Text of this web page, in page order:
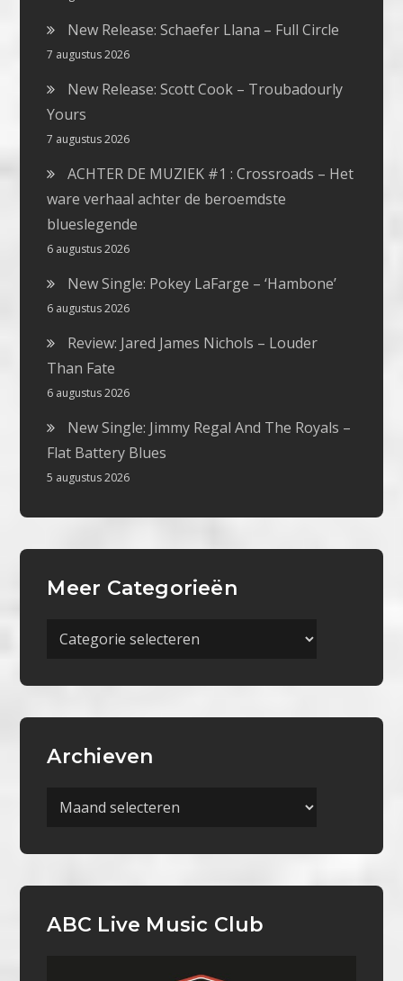
New Release: Schaefer Llana – Full Circle
7 augustus 2026
New Release: Scott Cook – Troubadourly
Yours
7 augustus 2026
ACHTER DE MUZIEK #1 : Crossroads – Het
ware verhaal achter de beroemdste
blueslegende
6 augustus 2026
New Single: Pokey LaFarge – ‘Hambone’
6 augustus 2026
Review: Jared James Nichols – Louder
Than Fate
6 augustus 2026
New Single: Jimmy Regal And The Royals –
Flat Battery Blues
5 augustus 2026
Meer Categorieën
Meer
Archieven
Archieven
ABC Live Music Club